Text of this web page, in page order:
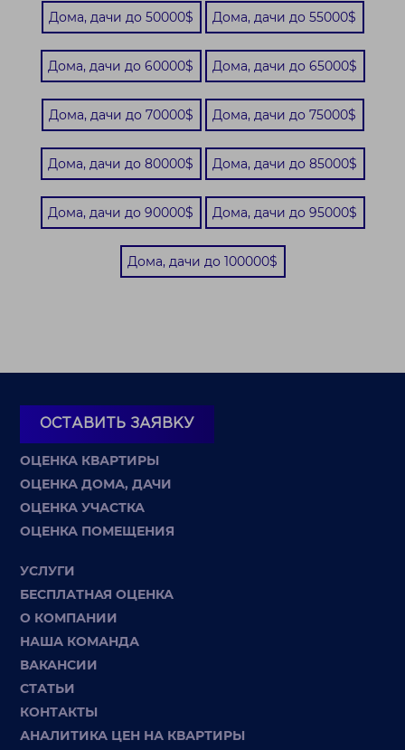
Дома, дачи до 50000$ Дома, дачи до 55000$
Дома, дачи до 60000$ Дома, дачи до 65000$
Дома, дачи до 70000$ Дома, дачи до 75000$
Дома, дачи до 80000$ Дома, дачи до 85000$
Дома, дачи до 90000$ Дома, дачи до 95000$
Дома, дачи до 100000$
ОСТАВИТЬ ЗАЯВКУ
ОЦЕНКА КВАРТИРЫ
ОЦЕНКА ДОМА, ДАЧИ
ОЦЕНКА УЧАСТКА
ОЦЕНКА ПОМЕЩЕНИЯ
УСЛУГИ
БЕСПЛАТНАЯ ОЦЕНКА
О КОМПАНИИ
НАША КОМАНДА
ВАКАНСИИ
СТАТЬИ
КОНТАКТЫ
АНАЛИТИКА ЦЕН НА КВАРТИРЫ